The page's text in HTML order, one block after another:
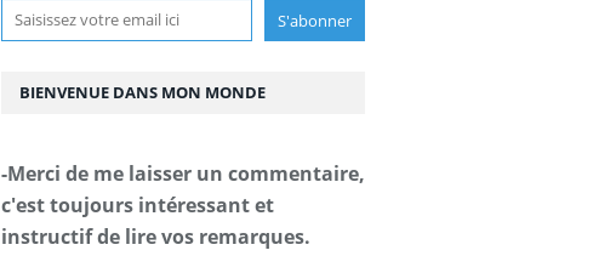
BIENVENUE DANS MON MONDE
-Merci de me laisser un commentaire,
c'est toujours intéressant et
instructif de lire vos remarques.